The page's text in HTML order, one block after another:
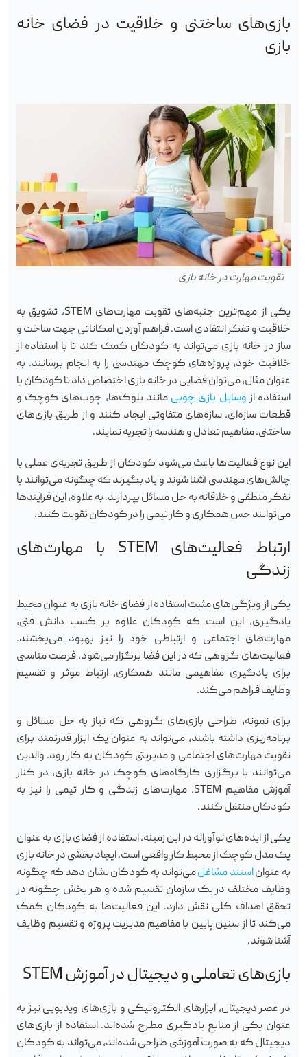
بازی‌های ساختنی و خلاقیت در فضای خانه
بازی
تقویت مهارت‌ در خانه بازی
یکی از مهم‌ترین جنبه‌های تقویت مهارت‌های STEM، تشویق به
خلاقیت و تفکر انتقادی است. فراهم آوردن امکاناتی جهت ساخت و
ساز در خانه بازی می‌تواند به کودکان کمک کند تا با استفاده از
خلاقیت خود، پروژه‌های کوچک مهندسی را به انجام برسانند. به
عنوان مثال، می‌توان فضایی در خانه بازی اختصاص داد تا کودکان با
استفاده از وسایل بازی چوبی مانند بلوک‌ها، چوب‌های کوچک و
قطعات سازه‌ای، سازه‌های متفاوتی ایجاد کنند و از طریق بازی‌های
ساختنی، مفاهیم تعادل و هندسه را تجربه نمایند.
این نوع فعالیت‌ها باعث می‌شود کودکان از طریق تجربه‌ی عملی با
چالش‌های مهندسی آشنا شوند و یاد بگیرند که چگونه می‌توانند با
تفکر منطقی و خلاقانه به حل مسائل بپردازند. به علاوه، این فرآیندها
می‌توانند حس همکاری و کار تیمی را در کودکان تقویت کنند.
ارتباط فعالیت‌های STEM با مهارت‌های
زندگی
یکی از ویژگی‌های مثبت استفاده از فضای خانه بازی به عنوان محیط
یادگیری، این است که کودکان علاوه بر کسب دانش فنی،
مهارت‌های اجتماعی و ارتباطی خود را نیز بهبود می‌بخشند.
فعالیت‌های گروهی که در این فضا برگزار می‌شود، فرصت مناسبی
برای یادگیری مفاهیمی مانند همکاری، ارتباط موثر و تقسیم
وظایف فراهم می‌کند.
برای نمونه، طراحی بازی‌های گروهی که نیاز به حل مسائل و
برنامه‌ریزی داشته باشند، می‌تواند به عنوان یک ابزار قدرتمند برای
تقویت مهارت‌های اجتماعی و مدیریتی کودکان به کار رود. والدین
می‌توانند با برگزاری کارگاه‌های کوچک در خانه بازی، در کنار
آموزش مفاهیم STEM، مهارت‌های زندگی و کار تیمی را نیز به
کودکان منتقل کنند.
یکی از ایده‌های نوآورانه در این زمینه، استفاده از فضای بازی به عنوان
یک مدل کوچک از محیط کار واقعی است. ایجاد بخشی در خانه بازی
به عنواناستند مشاغلمی‌تواند به کودکان نشان دهد که چگونه
وظایف مختلف در یک سازمان تقسیم شده و هر بخش چگونه در
تحقق اهداف کلی نقش دارد. این فعالیت‌ها به کودکان کمک
می‌کند تا از سنین پایین با مفاهیم مدیریت پروژه و تقسیم وظایف
آشنا شوند.
بازی‌های تعاملی و دیجیتال در آموزش STEM
در عصر دیجیتال، ابزارهای الکترونیکی و بازی‌های ویدیویی نیز به
عنوان یکی از منابع یادگیری مطرح شده‌اند. استفاده از بازی‌های
دیجیتال که به صورت آموزشی طراحی شده‌اند، می‌تواند به کودکان